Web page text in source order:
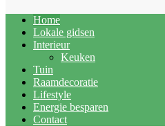
Home
Lokale gidsen
Interieur
Keuken
Tuin
Raamdecoratie
Lifestyle
Energie besparen
Contact